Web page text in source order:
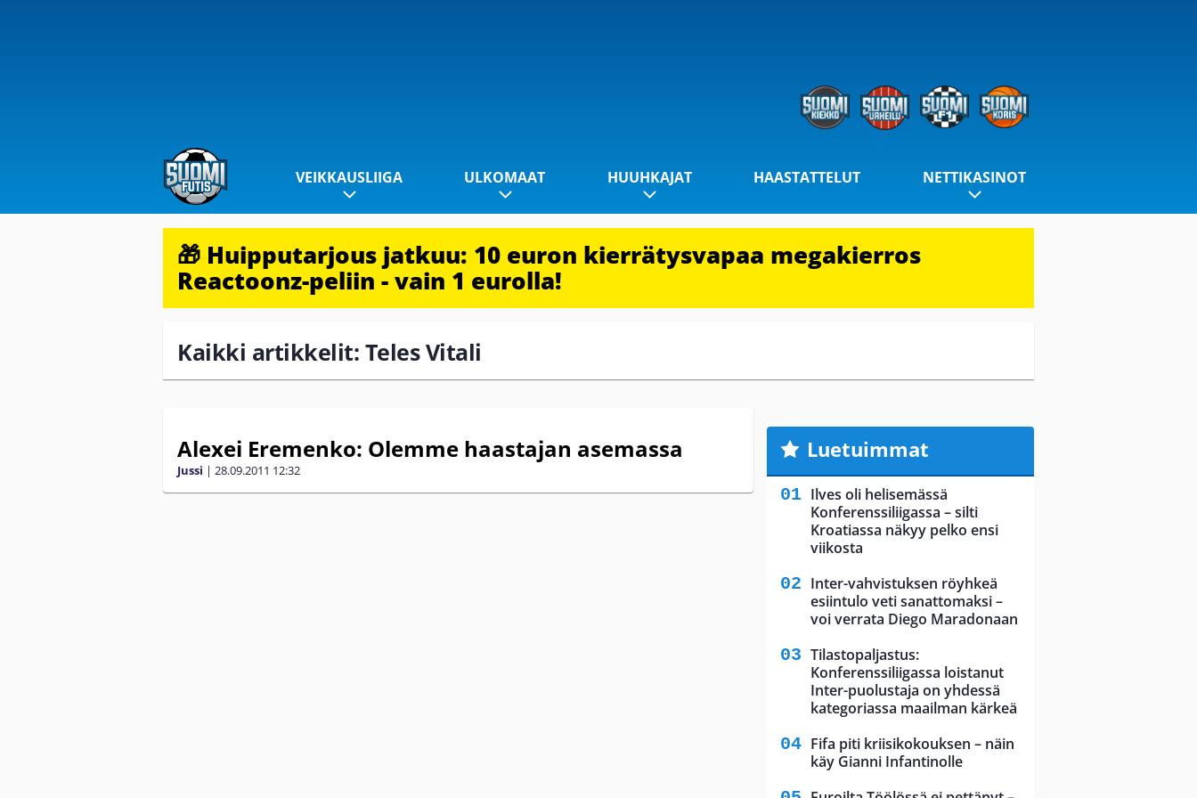
VEIKKAUSLIIGA ULKOMAAT HUUHKAJAT HAASTATTELUT NETTIKASINOT
🎁 Huipputarjous jatkuu: 10 euron kierrätysvapaa megakierros
Reactoonz-peliin - vain 1 eurolla!
Kaikki artikkelit: Teles Vitali
Alexei Eremenko: Olemme haastajan asemassa
Jussi | 28.09.2011 12:32
Luetuimmat
Ilves oli helisemässä
Konferenssiliigassa – silti
Kroatiassa näkyy pelko ensi
viikosta
Inter-vahvistuksen röyhkeä
esiintulo veti sanattomaksi –
voi verrata Diego Maradonaan
Tilastopaljastus:
Konferenssiliigassa loistanut
Inter-puolustaja on yhdessä
kategoriassa maailman kärkeä
Fifa piti kriisikokouksen – näin
käy Gianni Infantinolle